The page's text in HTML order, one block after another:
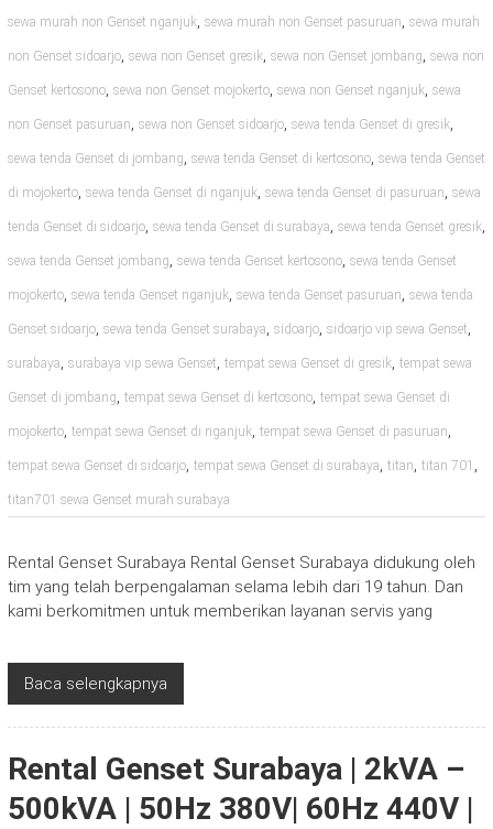
sewa murah non Genset nganjuk, sewa murah non Genset pasuruan, sewa murah
non Genset sidoarjo, sewa non Genset gresik, sewa non Genset jombang, sewa non
Genset kertosono, sewa non Genset mojokerto, sewa non Genset nganjuk, sewa
non Genset pasuruan, sewa non Genset sidoarjo, sewa tenda Genset di gresik,
sewa tenda Genset di jombang, sewa tenda Genset di kertosono, sewa tenda Genset
di mojokerto, sewa tenda Genset di nganjuk, sewa tenda Genset di pasuruan, sewa
tenda Genset di sidoarjo, sewa tenda Genset di surabaya, sewa tenda Genset gresik,
sewa tenda Genset jombang, sewa tenda Genset kertosono, sewa tenda Genset
mojokerto, sewa tenda Genset nganjuk, sewa tenda Genset pasuruan, sewa tenda
Genset sidoarjo, sewa tenda Genset surabaya, sidoarjo, sidoarjo vip sewa Genset,
surabaya, surabaya vip sewa Genset, tempat sewa Genset di gresik, tempat sewa
Genset di jombang, tempat sewa Genset di kertosono, tempat sewa Genset di
mojokerto, tempat sewa Genset di nganjuk, tempat sewa Genset di pasuruan,
tempat sewa Genset di sidoarjo, tempat sewa Genset di surabaya, titan, titan 701 ,
titan701 sewa Genset murah surabaya
Rental Genset Surabaya Rental Genset Surabaya didukung oleh
tim yang telah berpengalaman selama lebih dari 19 tahun. Dan
kami berkomitmen untuk memberikan layanan servis yang
Baca selengkapnya
Rental Genset Surabaya | 2kVA –
500kVA | 50Hz 380V| 60Hz 440V |